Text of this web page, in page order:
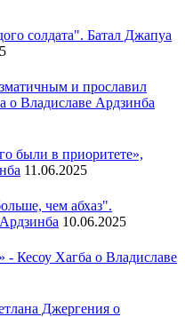
солдата". Батал Джапуа
и прославил
о Владиславе Ардзинба
были в приоритете»,
11.06.2025
чем абхаз".
10.06.2025
- Кесоу Хагба о Владиславе
Джергения о